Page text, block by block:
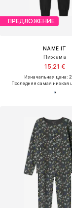
ПРЕДЛОЖЕНИЕ
NAME IT
Пижама
15,21 €
Изначальная цена:
Последняя самая низкая